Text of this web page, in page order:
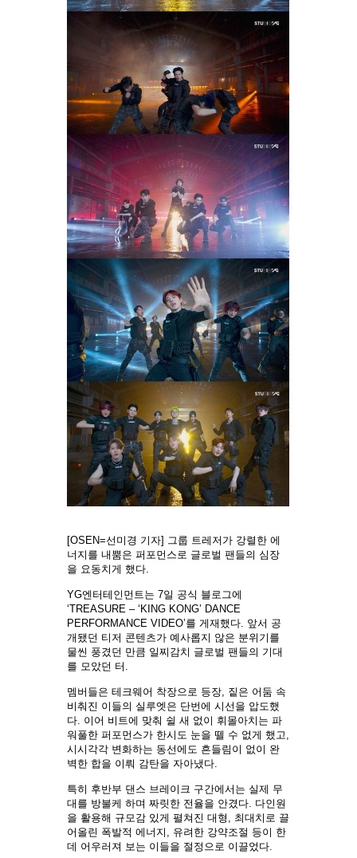
[OSEN=선미경 기자] 그룹 트레저가 강렬한 에
너지를 내뿜은 퍼포먼스로 글로벌 팬들의 심장
을 요동치게 했다.
YG엔터테인먼트는 7일 공식 블로그에
‘TREASURE – ‘KING KONG’ DANCE
PERFORMANCE VIDEO’를 게재했다. 앞서 공
개됐던 티저 콘텐츠가 예사롭지 않은 분위기를
물씬 풍겼던 만큼 일찌감치 글로벌 팬들의 기대
를 모았던 터.
멤버들은 테크웨어 착장으로 등장, 짙은 어둠 속
비춰진 이들의 실루엣은 단번에 시선을 압도했
다. 이어 비트에 맞춰 쉴 새 없이 휘몰아치는 파
워풀한 퍼포먼스가 한시도 눈을 뗄 수 없게 했고,
시시각각 변화하는 동선에도 흔들림이 없이 완
벽한 합을 이뤄 감탄을 자아냈다.
특히 후반부 댄스 브레이크 구간에서는 실제 무
대를 방불케 하며 짜릿한 전율을 안겼다. 다인원
을 활용해 규모감 있게 펼쳐진 대형, 최대치로 끌
어올린 폭발적 에너지, 유려한 강약조절 등이 한
데 어우러져 보는 이들을 절정으로 이끌었다.